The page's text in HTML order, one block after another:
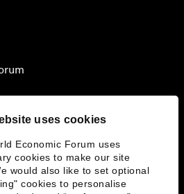
uses cookies
Economic Forum uses
cookies to make our site
would also like to set optional
cookies to personalise